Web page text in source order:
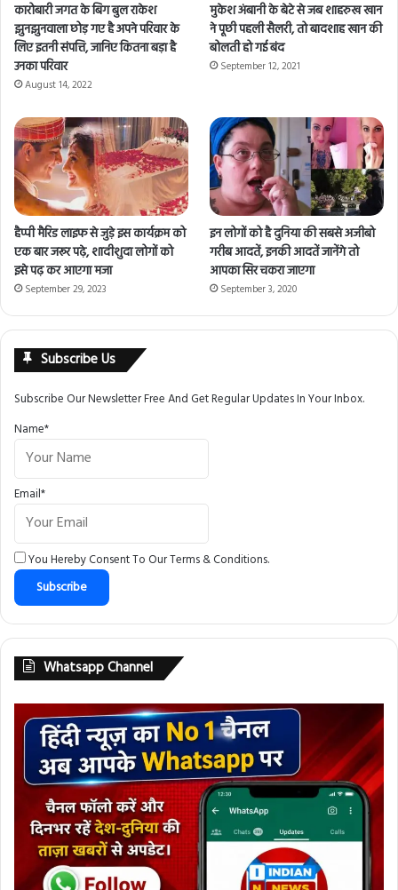
कारोबारी जगत के बिग बुल राकेश
झुनझुनवाला छोड़ गए है अपने परिवार के
लिए इतनी संपत्ति, जानिए कितना बड़ा है
उनका परिवार
August 14, 2022
मुकेश अंबानी के बेटे से जब शाहरुख खान
ने पूछी पहली सैलरी, तो बादशाह खान की
बोलती हो गई बंद
September 12, 2021
हैप्पी मैरिड लाइफ से जुड़े इस कार्यक्रम को
एक बार जरूर पढ़े, शादीशुदा लोगों को
इसे पढ़ कर आएगा मजा
September 29, 2023
इन लोगों को है दुनिया की सबसे अजीबो
गरीब आदतें, इनकी आदतें जानेंगे तो
आपका सिर चकरा जाएगा
September 3, 2020
Subscribe Us
Subscribe Our Newsletter Free And Get Regular Updates In Your Inbox.
Name*
Email*
You Hereby Consent To OurTerms & Conditions.
Whatsapp Channel